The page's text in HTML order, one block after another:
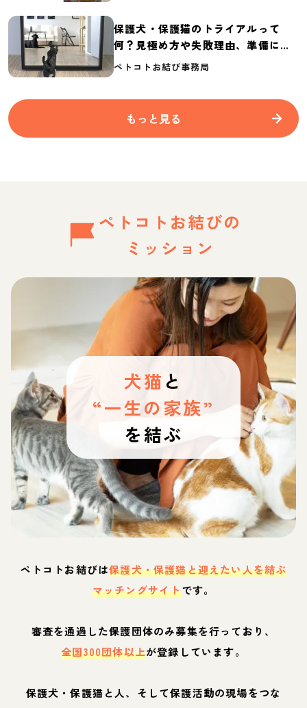
保護犬・保護猫のトライアルって
何？見極め方や失敗理由、準備に必
要なものを紹介
ペトコトお結び事務局
もっと見る
ペトコトお結びの
ミッション
犬猫 と
“一生の家族”
を結ぶ
ペトコトお結びは保護犬・保護猫と迎えたい人を結ぶ
マッチングサイトです。
審査を通過した保護団体のみ募集を行っており、
全国300団体以上が登録しています。
保護犬・保護猫と人、そして保護活動の現場をつな